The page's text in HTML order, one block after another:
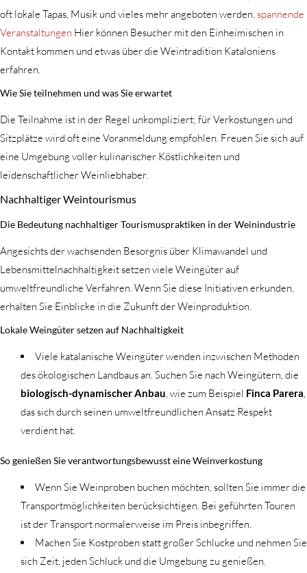
oft lokale Tapas, Musik und vieles mehr angeboten werden. spannende
Veranstaltungen Hier können Besucher mit den Einheimischen in
Kontakt kommen und etwas über die Weintradition Kataloniens
erfahren.
Wie Sie teilnehmen und was Sie erwartet
Die Teilnahme ist in der Regel unkompliziert; für Verkostungen und
Sitzplätze wird oft eine Voranmeldung empfohlen. Freuen Sie sich auf
eine Umgebung voller kulinarischer Köstlichkeiten und
leidenschaftlicher Weinliebhaber.
Nachhaltiger Weintourismus
Die Bedeutung nachhaltiger Tourismuspraktiken in der Weinindustrie
Angesichts der wachsenden Besorgnis über Klimawandel und
Lebensmittelnachhaltigkeit setzen viele Weingüter auf
umweltfreundliche Verfahren. Wenn Sie diese Initiativen erkunden,
erhalten Sie Einblicke in die Zukunft der Weinproduktion.
Lokale Weingüter setzen auf Nachhaltigkeit
Viele katalanische Weingüter wenden inzwischen Methoden
des ökologischen Landbaus an. Suchen Sie nach Weingütern, die
biologisch-dynamischer Anbau, wie zum Beispiel Finca Parera,
das sich durch seinen umweltfreundlichen Ansatz Respekt
verdient hat.
So genießen Sie verantwortungsbewusst eine Weinverkostung
Wenn Sie Weinproben buchen möchten, sollten Sie immer die
Transportmöglichkeiten berücksichtigen. Bei geführten Touren
ist der Transport normalerweise im Preis inbegriffen.
Machen Sie Kostproben statt großer Schlucke und nehmen Sie
sich Zeit, jeden Schluck und die Umgebung zu genießen.